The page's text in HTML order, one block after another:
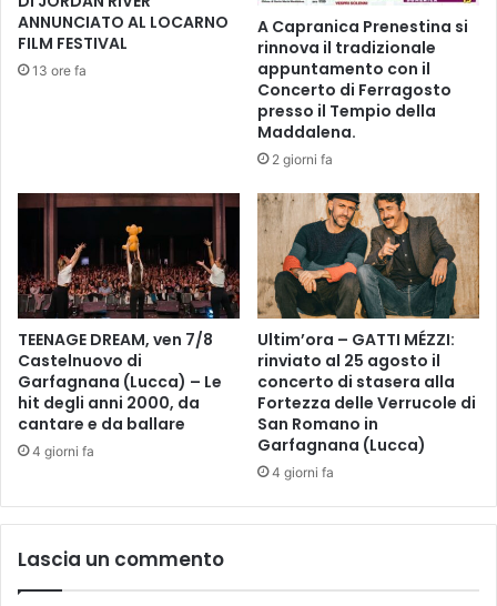
i
i
"
i
r
e
n
z
o
i
l
M
n
f
i
c
o
n
l
i
o
t
e
c
a
ANNUNCIATO AL LOCARNO
FILM FESTIVAL
13 ore fa
A Capranica Prenestina si
rinnova il tradizionale
appuntamento con il
Concerto di Ferragosto
presso il Tempio della
Maddalena.
2 giorni fa
TEENAGE DREAM, ven 7/8
Castelnuovo di
Garfagnana (Lucca) – Le
hit degli anni 2000, da
cantare e da ballare
4 giorni fa
Ultim’ora – GATTI MÉZZI:
rinviato al 25 agosto il
concerto di stasera alla
Fortezza delle Verrucole di
San Romano in
Garfagnana (Lucca)
4 giorni fa
Lascia un commento